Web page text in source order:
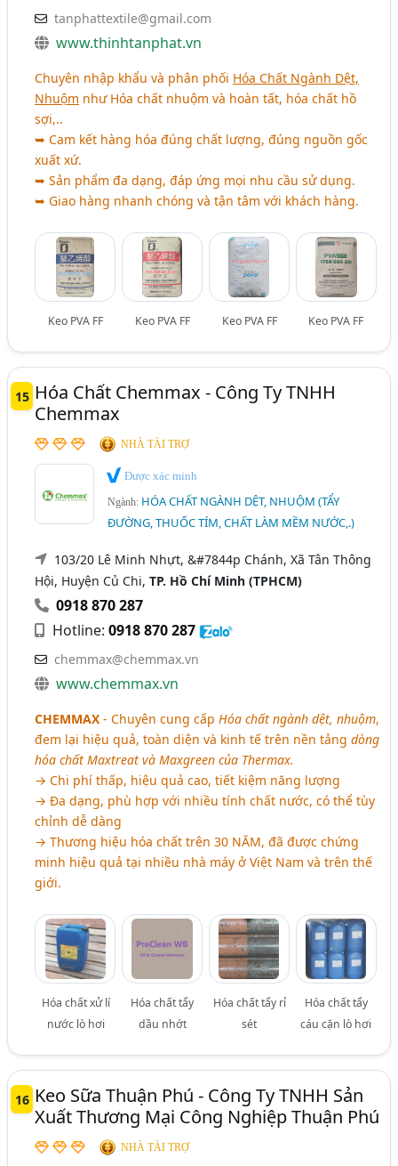
tanphattextile@gmail.com
www.thinhtanphat.vn
Chuyên nhập khẩu và phân phối Hóa Chất Ngành Dệt,
Nhuộm như Hóa chất nhuộm và hoàn tất, hóa chất hồ
sợi,..
➥ Cam kết hàng hóa đúng chất lượng, đúng nguồn gốc
xuất xứ.
➥ Sản phẩm đa dạng, đáp ứng mọi nhu cầu sử dụng.
➥ Giao hàng nhanh chóng và tận tâm với khách hàng.
Keo PVA FF Keo PVA FF Keo PVA FF Keo PVA FF
15 Hóa Chất Chemmax - Công Ty TNHH
Chemmax
NHÀ TÀI TRỢ
Được xác minh
Ngành: HÓA CHẤT NGÀNH DỆT, NHUỘM (TẨY
ĐƯỜNG, THUỐC TÍM, CHẤT LÀM MỀM NƯỚC,.)
103/20 Lê Minh Nhựt, &#7844p Chánh, Xã Tân Thông
Hội, Huyện Củ Chi,TP. Hồ Chí Minh (TPHCM)
0918 870 287
Hotline:0918 870 287
chemmax@chemmax.vn
www.chemmax.vn
CHEMMAX - Chuyên cung cấpHóa chất ngành dệt, nhuộm,
đem lại hiệu quả, toàn diện và kinh tế trên nền tảngdòng
hóa chất Maxtreat và Maxgreen của Thermax.
→ Chi phí thấp, hiệu quả cao, tiết kiệm năng lượng
→ Đa dạng, phù hợp với nhiều tính chất nước, có thể tùy
chỉnh dễ dàng
→ Thương hiệu hóa chất trên 30 NĂM, đã được chứng
minh hiệu quả tại nhiều nhà máy ở Việt Nam và trên thế
giới.
Hóa chất xử lí
nước lò hơi
Hóa chất tẩy
dầu nhớt
Hóa chất tẩy rỉ
sét
Hóa chất tẩy
cáu cặn lò hơi
16 Keo Sữa Thuận Phú - Công Ty TNHH Sản
Xuất Thương Mại Công Nghiệp Thuận Phú
NHÀ TÀI TRỢ